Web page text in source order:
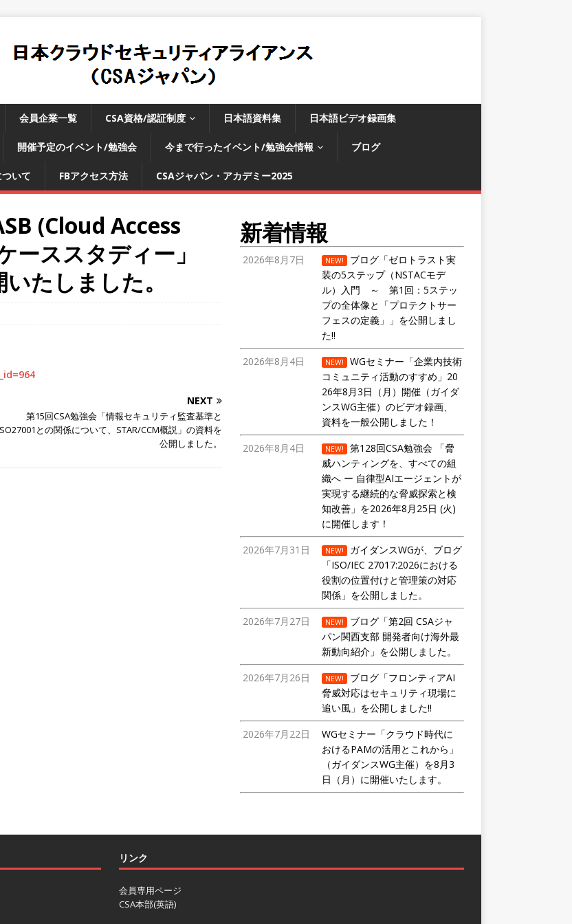
会員企業一覧 CSA資格/認証制度 日本語資料集 日本語ビデオ録画集
開催予定のイベント/勉強会 今まで行ったイベント/勉強会情報 ブログ
いて FBアクセス方法 CSAジャパン・アカデミー2025
(Cloud Access
ススタディー」
たしました。
NEXT
第15回CSA勉強会「情報セキュリティ監査基準と
との関係について、STAR/CCM概説」の資料を
公開しました。
新着情報
2026年8月7日 NEW!
ブログ「ゼロトラスト実
装の5ステップ（NSTACモデ
ル）入門 ～ 第1回：5ステッ
プの全体像と「プロテクトサー
フェスの定義」」を公開しまし
た!!
2026年8月4日
NEW!
WGセミナー「企業内技術
コミュニティ活動のすすめ」20
26年8月3日（月）開催（ガイダ
ンスWG主催）のビデオ録画、
資料を一般公開しました！
2026年8月4日
NEW!
第128回CSA勉強会 「脅
威ハンティングを、すべての組
織へ ー 自律型AIエージェントが
実現する継続的な脅威探索と検
知改善」を2026年8月25日 (火)
に開催します！
2026年7月31日
NEW!
ガイダンスWGが、ブログ
「ISO/IEC 27017:2026における
役割の位置付けと管理策の対応
関係」を公開しました。
2026年7月27日
NEW!
ブログ「第2回 CSAジャ
パン関西支部 開発者向け海外最
新動向紹介」を公開しました。
2026年7月26日
NEW!
ブログ「フロンティアAI
脅威対応はセキュリティ現場に
追い風」を公開しました!!
2026年7月22日
WGセミナー「クラウド時代に
おけるPAMの活用とこれから」
（ガイダンスWG主催）を8月3
日（月）に開催いたします。
リンク
会員専用ページ
CSA本部(英語)